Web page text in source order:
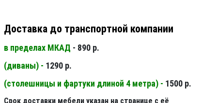
Доставка до транспортной компании
в пределах МКАД - 890 р.
(диваны) - 1290 р.
(столешницы и фартуки длиной 4 метра) - 1500 р.
Срок доставки мебели указан на странице с её